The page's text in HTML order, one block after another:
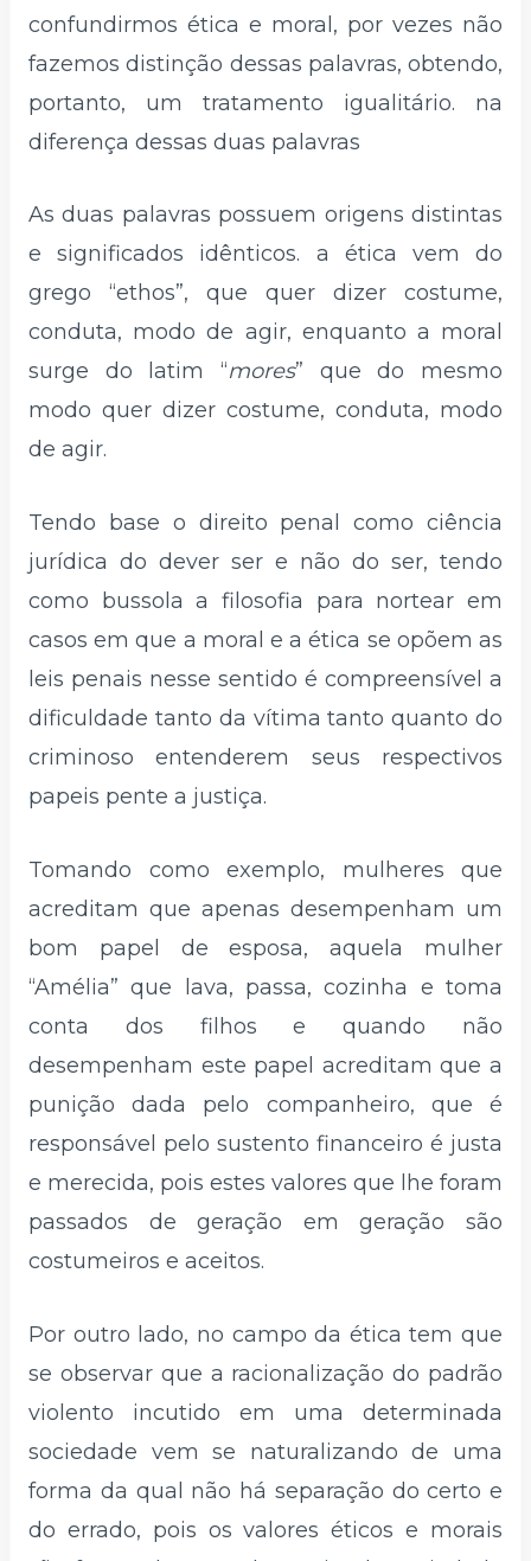
confundirmos ética e moral, por vezes não
fazemos distinção dessas palavras, obtendo,
portanto, um tratamento igualitário. na
diferença dessas duas palavras
As duas palavras possuem origens distintas
e significados idênticos. a ética vem do
grego “ethos”, que quer dizer costume,
conduta, modo de agir, enquanto a moral
surge do latim “mores” que do mesmo
modo quer dizer costume, conduta, modo
de agir.
Tendo base o direito penal como ciência
jurídica do dever ser e não do ser, tendo
como bussola a filosofia para nortear em
casos em que a moral e a ética se opõem as
leis penais nesse sentido é compreensível a
dificuldade tanto da vítima tanto quanto do
criminoso entenderem seus respectivos
papeis pente a justiça.
Tomando como exemplo, mulheres que
acreditam que apenas desempenham um
bom papel de esposa, aquela mulher
“Amélia” que lava, passa, cozinha e toma
conta dos filhos e quando não
desempenham este papel acreditam que a
punição dada pelo companheiro, que é
responsável pelo sustento financeiro é justa
e merecida, pois estes valores que lhe foram
passados de geração em geração são
costumeiros e aceitos.
Por outro lado, no campo da ética tem que
se observar que a racionalização do padrão
violento incutido em uma determinada
sociedade vem se naturalizando de uma
forma da qual não há separação do certo e
do errado, pois os valores éticos e morais